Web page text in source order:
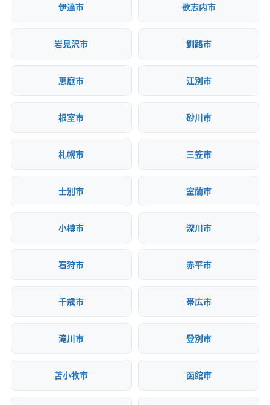
伊達市 歌志内市
岩見沢市 釧路市
恵庭市 江別市
根室市 砂川市
札幌市 三笠市
士別市 室蘭市
小樽市 深川市
石狩市 赤平市
千歳市 帯広市
滝川市 登別市
苫小牧市 函館市